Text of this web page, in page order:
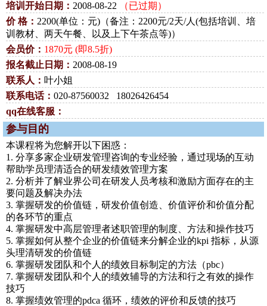
培训开始日期： 2008-08-22
（已过期）
价 格： 2200(单位：元)（备注：2200元/2天/人(包括培训、培
训教材、两天午餐、以及上下午茶点等)）
会员价： 1870元 (即8.5折)
报名截止日期： 2008-08-19
联系人： 叶小姐
联系电话： 020-87560032 18026426454
qq在线客服：
参与目的
本课程将为您解开以下困惑：
1. 分享多家企业研发管理咨询的专业经验，通过现场的互动
帮助学员理清适合的研发绩效管理方案
2. 分析并了解业界公司在研发人员考核和激励方面存在的主
要问题及解决办法
3. 掌握研发的价值链，研发价值创造、价值评价和价值分配
的各环节的重点
4. 掌握研发中高层管理者述职管理的制度、方法和操作技巧
5. 掌握如何从整个企业的价值链来分解企业的kpi 指标，从源
头理清研发的价值链
6. 掌握研发团队和个人的绩效目标制定的方法（pbc）
7. 掌握研发团队和个人的绩效辅导的方法和行之有效的操作
技巧
8. 掌握绩效管理的pdca 循环，绩效的评价和反馈的技巧